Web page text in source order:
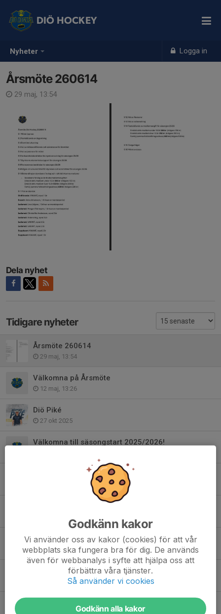
Nyheter Logga in
DIÖ HOCKEY
Årsmöte 260614
29 maj, 13:54
Dela nyhet
Tidigare nyheter
Årsmöte 260614
29 maj, 13:54
Välkomna på Årsmöte
12 maj, 13:26
Diö Piké
27 okt 2025
Välkomna till säsongstart 2025/2026!
Sponsrat Hockeyfesten 2025
Stort TACK Sparbanken Eken!
Diö Hockey pantar mera!
16 aug 2023
Nytt Bankgiro på våra fakturor
20 maj 2023
Godkänn kakor
Vi använder oss av kakor (cookies) för att vår
webbplats ska fungera bra för dig. De används
även för webbanalys i syfte att hjälpa oss att
förbättra våra tjänster.
Så använder vi cookies
Godkänn alla kakor